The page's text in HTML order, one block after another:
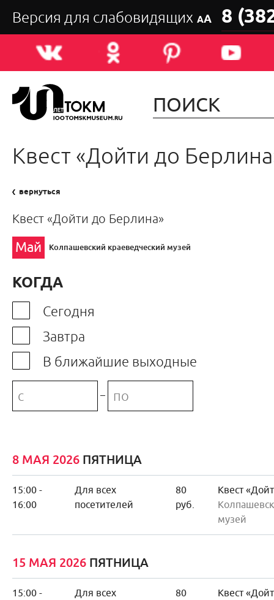
Версия для слабовидящих АА 8
Квест «Дойти до
вернуться
Квест «Дойти до Берлина»
Май Колпашевский краеведческий музей
КОГДА
Сегодня
Завтра
В ближайшие выходные
–
8 МАЯ 2026 ПЯТНИЦА
15:00 -
16:00
Для всех
посетителей
80
руб.
Квест
музей
15 МАЯ 2026 ПЯТНИЦА
15:00 -
Для всех
80
Квест